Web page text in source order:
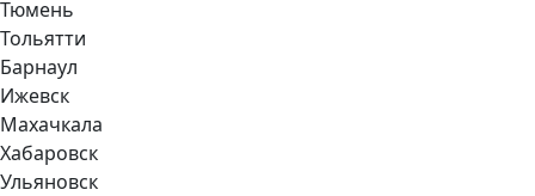
Тюмень
Тольятти
Барнаул
Ижевск
Махачкала
Хабаровск
Ульяновск